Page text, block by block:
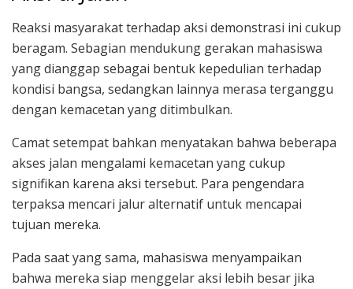
Reaksi masyarakat terhadap aksi demonstrasi ini cukup
beragam. Sebagian mendukung gerakan mahasiswa
yang dianggap sebagai bentuk kepedulian terhadap
kondisi bangsa, sedangkan lainnya merasa terganggu
dengan kemacetan yang ditimbulkan.
Camat setempat bahkan menyatakan bahwa beberapa
akses jalan mengalami kemacetan yang cukup
signifikan karena aksi tersebut. Para pengendara
terpaksa mencari jalur alternatif untuk mencapai
tujuan mereka.
Pada saat yang sama, mahasiswa menyampaikan
bahwa mereka siap menggelar aksi lebih besar jika